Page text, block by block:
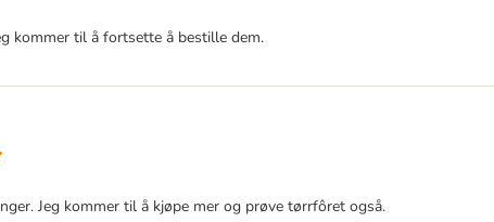
kommer til å fortsette å bestille dem.
Jeg kommer til å kjøpe mer og prøve tørrfôret også.